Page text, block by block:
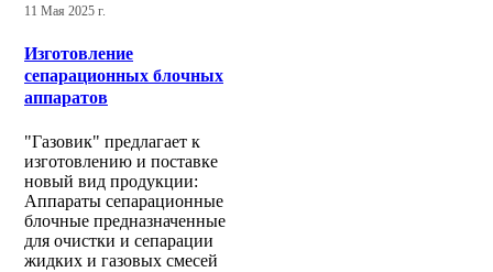
11 Мая 2025 г.
Изготовление
сепарационных блочных
аппаратов
"Газовик" предлагает к
изготовлению и поставке
новый вид продукции:
Аппараты сепарационные
блочные предназначенные
для очистки и сепарации
жидких и газовых смесей